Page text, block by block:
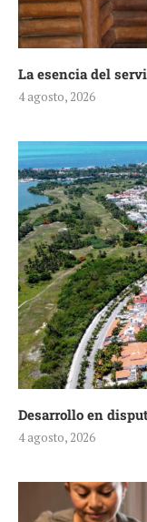
La esencia del
4 agosto, 2026
Desarrollo en
4 agosto, 2026